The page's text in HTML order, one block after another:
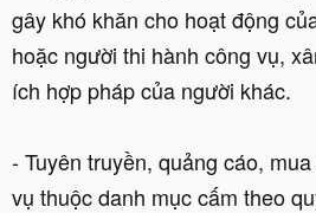
gây khó khăn cho hoạt động
hoặc người thi hành công vụ,
ích hợp pháp của người khác.
- Tuyên truyền, quảng cáo,
vụ thuộc danh mục cấm theo